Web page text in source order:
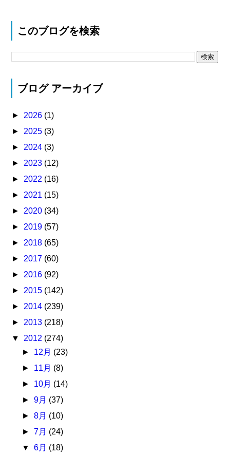
このブログを検索
ブログ アーカイブ
► 2026 (1)
► 2025 (3)
► 2024 (3)
► 2023 (12)
► 2022 (16)
► 2021 (15)
► 2020 (34)
► 2019 (57)
► 2018 (65)
► 2017 (60)
► 2016 (92)
► 2015 (142)
► 2014 (239)
► 2013 (218)
▼ 2012 (274)
► 12月 (23)
► 11月 (8)
► 10月 (14)
► 9月 (37)
► 8月 (10)
► 7月 (24)
▼ 6月 (18)